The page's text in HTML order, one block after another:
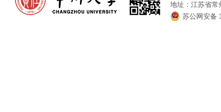
地址：江苏省
苏公网安备